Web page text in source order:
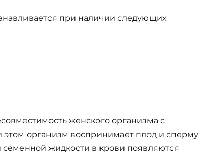
при наличии следующих
женского организма с
организм воспринимает плод и сперму
жидкости в крови появляются